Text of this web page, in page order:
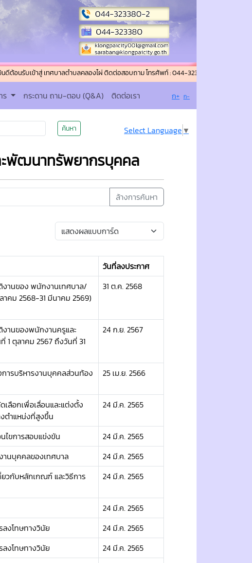
ข้าสู่ เทศบาลตำบลคลองไผ่ ติดต่อสอบถาม โทรศัพท์ : 044-323380-2 โทรสาร (แฟกซ์) :
ร กระดาน ถาม-ตอบ (Q&A) ติดต่อเรา ก+ ก-
ค้นหา Select Language ▼
พัฒนาทรัพยากรบุคคล
ล้างการค้นหา
วันที่ลงประกาศ
งานของ พนักงานเทศบาล/
าคม 2568-31 มีนาคม 2569)
31 ต.ค. 2568
านของพนักงานครูและ
1 ตุลาคม 2567 ถึงวันที่ 31
24 ก.ย. 2567
ารบริหารงานบุคคลส่วนท้อง
25 เม.ย. 2566
ลือกเพื่อเลื่อนและแต่งตั้ง
ตำแหน่งที่สูงขึ้น
24 มี.ค. 2565
ไขการสอบแข่งขัน
24 มี.ค. 2565
านบุคคลของเทศบาล
24 มี.ค. 2565
วกับหลักเกณฑ์ และวิธีการ
24 มี.ค. 2565
24 มี.ค. 2565
ลงโทษทางวินัย
24 มี.ค. 2565
ลงโทษทางวินัย
24 มี.ค. 2565